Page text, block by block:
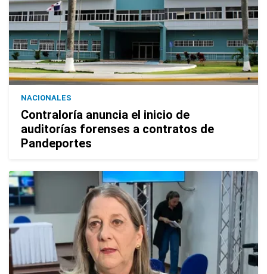
NACIONALES
Contraloría anuncia el inicio de
auditorías forenses a contratos de
Pandeportes